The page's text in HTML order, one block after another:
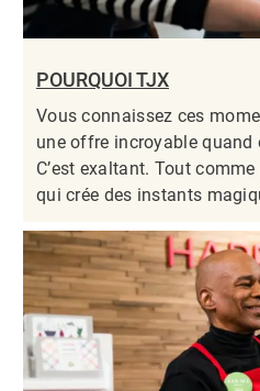
POURQUOI TJX
Vous connaissez ces
une offre incroyable quand
C’est exaltant. Tout
qui crée des instants